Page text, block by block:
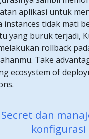
aplikasi untuk
instances tidak mati
yang buruk terjadi,
rollback
Take
ecosystem of
Secret dan
konfigurasi